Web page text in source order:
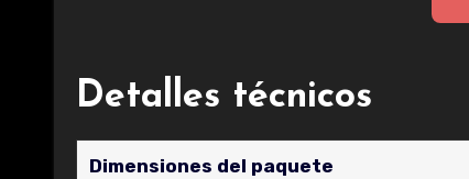
Detalles técnicos
Dimensiones del paquete